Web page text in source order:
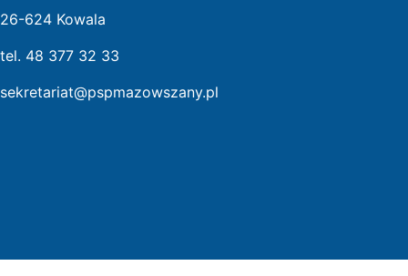
26-624 Kowala
tel. 48 377 32 33
sekretariat@pspmazowszany.pl